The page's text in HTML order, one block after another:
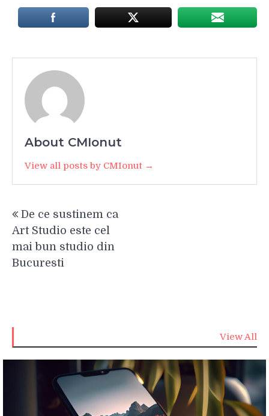
About CMIonut
View all posts by CMIonut →
în
articole
De ce sustinem ca
Art Studio este cel
mai bun studio din
Bucuresti
View All